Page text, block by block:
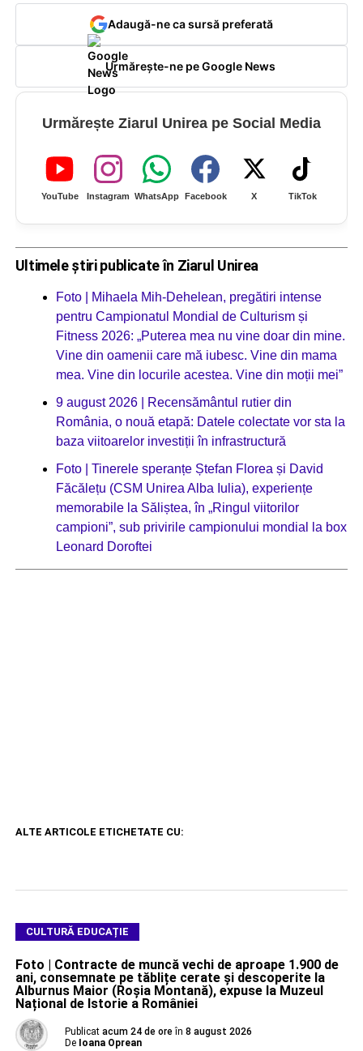
Adaugă-ne ca sursă preferată
Urmărește-ne pe Google News
Urmărește Ziarul Unirea pe Social Media
YouTube Instagram WhatsApp Facebook X TikTok
Ultimele știri publicate în Ziarul Unirea
Foto | Mihaela Mih-Dehelean, pregătiri intense
pentru Campionatul Mondial de Culturism și
Fitness 2026: „Puterea mea nu vine doar din mine.
Vine din oamenii care mă iubesc. Vine din mama
mea. Vine din locurile acestea. Vine din moții mei”
9 august 2026 | Recensământul rutier din
România, o nouă etapă: Datele colectate vor sta la
baza viitoarelor investiții în infrastructură
Foto | Tinerele speranțe Ștefan Florea și David
Făcălețu (CSM Unirea Alba Iulia), experiențe
memorabile la Săliștea, în „Ringul viitorilor
campioni”, sub privirile campionului mondial la box
Leonard Doroftei
ALTE ARTICOLE ETICHETATE CU:
CULTURĂ EDUCAȚIE
Foto | Contracte de muncă vechi de aproape 1.900 de
ani, consemnate pe tăblițe cerate și descoperite la
Alburnus Maior (Roșia Montană), expuse la Muzeul
Național de Istorie a României
Publicat acum 24 de ore în 8 august 2026
De Ioana Oprean